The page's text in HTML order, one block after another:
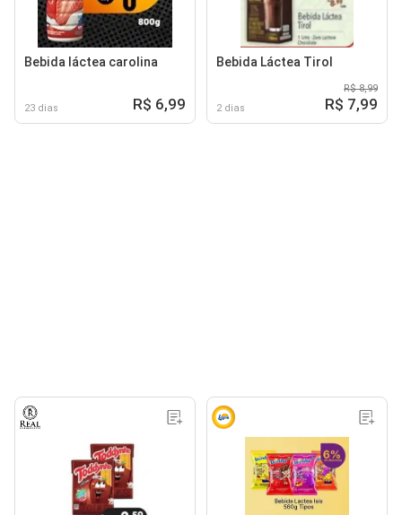
Bebida láctea carolina
23 dias R$ 6,99
Bebida Láctea Tirol
2 dias
R$ 8,99
R$ 7,99